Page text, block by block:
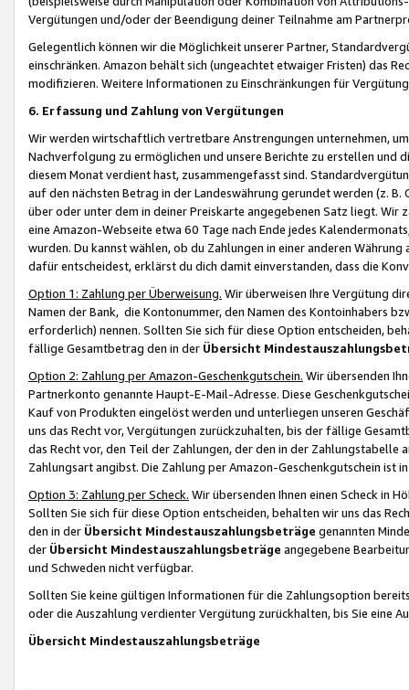
Vergütungen und/oder der Beendigung deiner Teilnahme am
Gelegentlich können wir die Möglichkeit unserer Partner,
einschränken. Amazon behält sich (ungeachtet etwaiger Fristen) das
modifizieren. Weitere Informationen zu Einschränkungen für
6. Erfassung und Zahlung von Vergütungen
Wir werden wirtschaftlich vertretbare Anstrengungen unternehmen,
Nachverfolgung zu ermöglichen und unsere Berichte zu erstellen und
diesem Monat verdient hast, zusammengefasst sind.
auf den nächsten Betrag in der Landeswährung gerundet werden (z.
über oder unter dem in deiner Preiskarte angegebenen Satz liegt.
eine Amazon-Webseite etwa 60 Tage nach Ende jedes
wurden. Du kannst wählen, ob du Zahlungen in einer anderen
dafür entscheidest, erklärst du dich damit einverstanden, dass die
Option 1: Zahlung per Überweisung. Wir überweisen Ihre Vergütung
Namen der Bank, die Kontonummer, den Namen des Kontoinhabers
erforderlich) nennen. Sollten Sie sich für diese Option entscheiden,
fällige Gesamtbetrag den in der Übersicht
Option 2: Zahlung per Amazon-Geschenkgutschein. Wir übersenden
Partnerkonto genannte Haupt-E-Mail-Adresse. Diese
Kauf von Produkten eingelöst werden und unterliegen unseren
uns das Recht vor, Vergütungen zurückzuhalten, bis der fällige
das Recht vor, den Teil der Zahlungen, der den in der
Zahlungsart angibst. Die Zahlung per Amazon-Geschenkgutschein ist
Option 3: Zahlung per Scheck. Wir übersenden Ihnen einen Scheck in
Sollten Sie sich für diese Option entscheiden, behalten wir uns das
den in der Übersicht Mindestauszahlungsbeträge genannten
der Übersicht Mindestauszahlungsbeträge angegebene
und Schweden nicht verfügbar.
Sollten Sie keine gültigen Informationen für die Zahlungsoption
oder die Auszahlung verdienter Vergütung zurückhalten, bis Sie
Übersicht Mindestauszahlungsbeträge